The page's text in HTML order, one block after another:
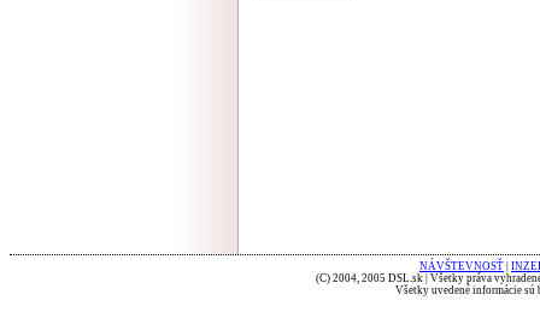
NÁVŠTEVNOSŤ
(C) 2004, 2005 DSL.sk | Všetky práva
Všetky uvedené informácie sú